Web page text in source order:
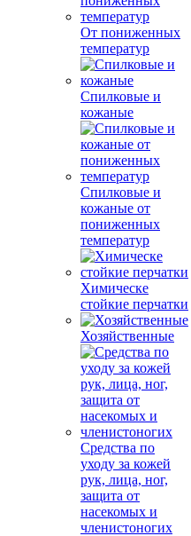
От пониженных
температур
Спилковые и
кожаные
Спилковые и
кожаные от
пониженных
температур
Химическе
стойкие перчатки
Хозяйственные
Средства по
уходу за кожей
рук, лица, ног,
защита от
насекомых и
членистоногих